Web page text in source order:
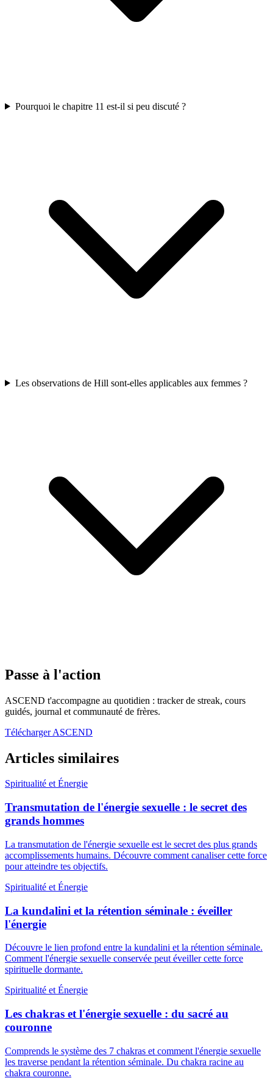
Pourquoi le chapitre 11 est-il si peu discuté ?
Les observations de Hill sont-elles applicables aux femmes ?
Passe à l'action
ASCEND t'accompagne au quotidien : tracker de streak, cours
guidés, journal et communauté de frères.
Télécharger ASCEND
Articles similaires
Spiritualité et Énergie
Transmutation de l'énergie sexuelle : le secret des
grands hommes
La transmutation de l'énergie sexuelle est le secret des plus grands
accomplissements humains. Découvre comment canaliser cette force
pour atteindre tes objectifs.
Spiritualité et Énergie
La kundalini et la rétention séminale : éveiller
l'énergie
Découvre le lien profond entre la kundalini et la rétention séminale.
Comment l'énergie sexuelle conservée peut éveiller cette force
spirituelle dormante.
Spiritualité et Énergie
Les chakras et l'énergie sexuelle : du sacré au
couronne
Comprends le système des 7 chakras et comment l'énergie sexuelle
les traverse pendant la rétention séminale. Du chakra racine au
chakra couronne.